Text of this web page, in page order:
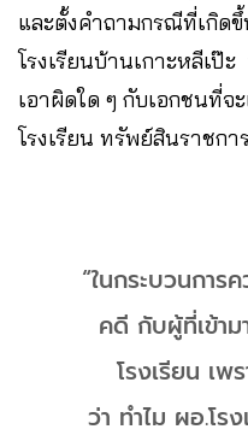
และตั้งคำถามกรณีที่เกิด
โรงเรียนบ้านเกาะหลีเป๊
เอาผิดใด ๆ กับเอกชนที่จ
โรงเรียน ทรัพย์สินราชกา
“ในกระบวนการ
คดี กับผู้ที่เข้า
โรงเรียน เพ
ว่า ทำไม ผอ.โร